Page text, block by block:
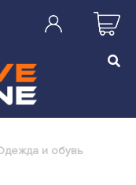
и обувь